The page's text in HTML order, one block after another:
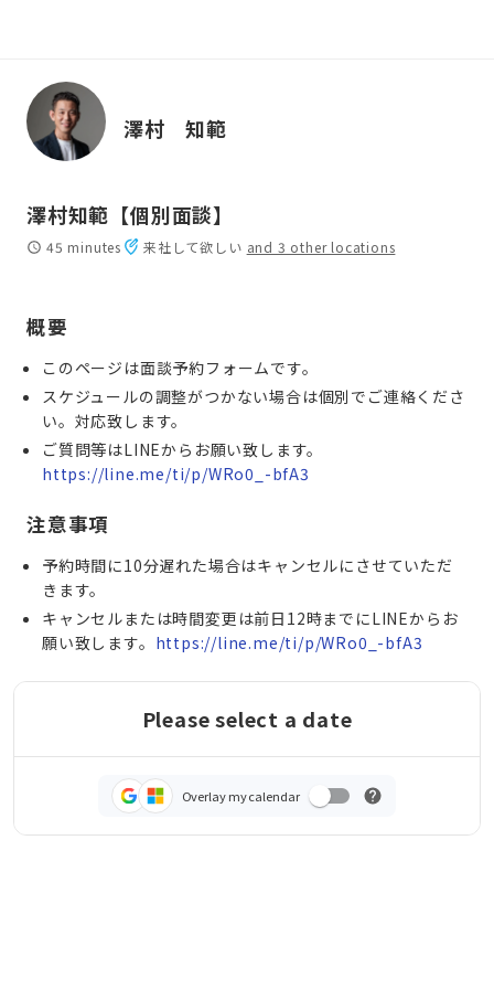
澤村 知範
澤村知範【個別面談】
45 minutes 来社して欲しい and 3 other locations
概要
このページは面談予約フォームです。
スケジュールの調整がつかない場合は個別でご連絡くださ
い。対応致します。
ご質問等はLINEからお願い致します。
https://line.me/ti/p/WRo0_-bfA3
注意事項
予約時間に10分遅れた場合はキャンセルにさせていただ
きます。
キャンセルまたは時間変更は前日12時までにLINEからお
願い致します。 https://line.me/ti/p/WRo0_-bfA3
Please select a date
Overlay my calendar